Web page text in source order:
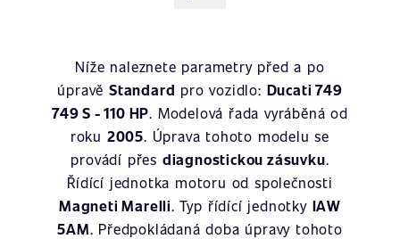
Níže naleznete parametry před a po
úpravě Standard pro vozidlo: Ducati 749
749 S - 110 HP. Modelová řada vyráběná od
roku 2005. Úprava tohoto modelu se
provádí přes diagnostickou zásuvku.
Řídící jednotka motoru od společnosti
Magneti Marelli. Typ řídící jednotky IAW
5AM. Předpokládaná doba úpravy tohoto